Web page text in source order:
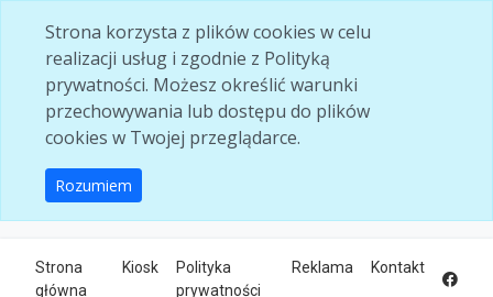
Strona korzysta z plików cookies w celu
realizacji usług i zgodnie z Polityką
prywatności. Możesz określić warunki
przechowywania lub dostępu do plików
cookies w Twojej przeglądarce.
Rozumiem
Strona
główna
Kiosk
Polityka
prywatności
Reklama Kontakt